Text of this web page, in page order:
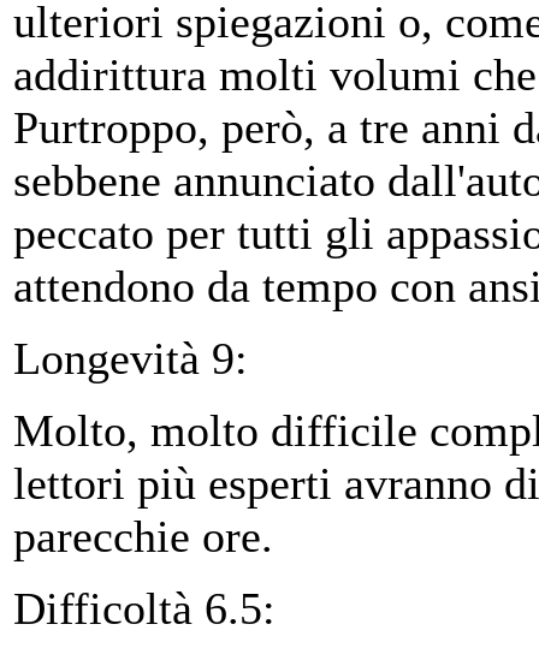
ulteriori spiegazioni o,
addirittura molti volumi
Purtroppo, però, a tre anni
sebbene annunciato
peccato per tutti gli
attendono da tempo con
Longevità 9:
Molto, molto difficile
lettori più esperti avranno
parecchie ore.
Difficoltà 6.5: